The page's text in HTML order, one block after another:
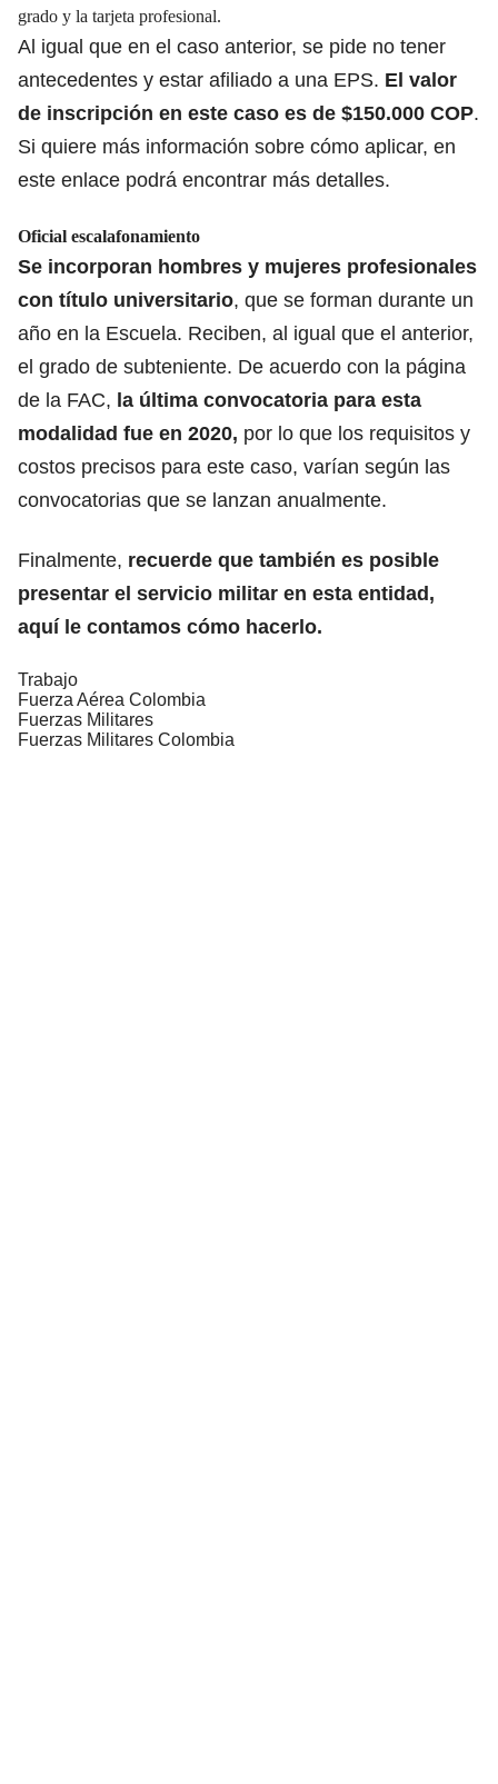
grado y la tarjeta profesional.
Al igual que en el caso anterior, se pide no tener
antecedentes y estar afiliado a una EPS. El valor
de inscripción en este caso es de $150.000 COP.
Si quiere más información sobre cómo aplicar, en
este enlace podrá encontrar más detalles.
Oficial escalafonamiento
Se incorporan hombres y mujeres profesionales
con título universitario, que se forman durante un
año en la Escuela. Reciben, al igual que el anterior,
el grado de subteniente. De acuerdo con la página
de la FAC, la última convocatoria para esta
modalidad fue en 2020, por lo que los requisitos y
costos precisos para este caso, varían según las
convocatorias que se lanzan anualmente.
Finalmente, recuerde que también es posible
presentar el servicio militar en esta entidad,
aquí le contamos cómo hacerlo.
Trabajo
Fuerza Aérea Colombia
Fuerzas Militares
Fuerzas Militares Colombia